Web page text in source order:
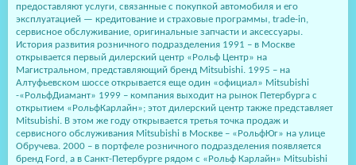
предоставляют услуги, связанные с покупкой автомобиля и его
эксплуатацией — кредитование и страховые программы, trade-in,
сервисное обслуживание, оригинальные запчасти и аксессуары.
История развития розничного подразделения 1991 – в Москве
открывается первый дилерский центр «Рольф Центр» на
Магистральном, представляющий бренд Mitsubishi. 1995 – на
Алтуфьевском шоссе открывается еще один «официал» Mitsubishi
-«РольфДиамант» 1999 – компания выходит на рынок Петербурга с
открытием «РольфКарлайн»; этот дилерский центр также представляет
Mitsubishi. В этом же году открывается третья точка продаж и
сервисного обслуживания Mitsubishi в Москве – «РольфЮг» на улице
Обручева. 2000 – в портфеле розничного подразделения появляется
бренд Ford, а в Санкт-Петербурге рядом с «Рольф Карлайн» Mitsubishi